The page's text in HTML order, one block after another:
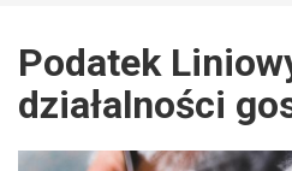
Podatek
działalności